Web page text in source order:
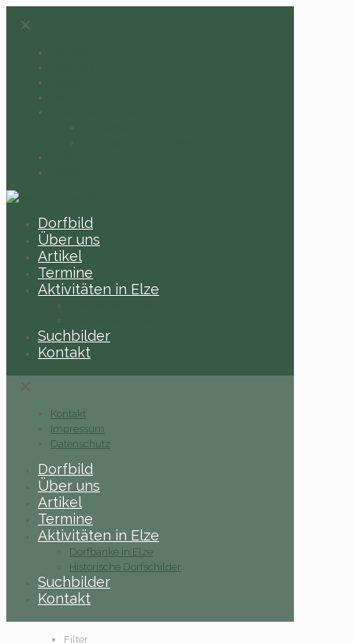
✕
Dorfbild
Über uns
Artikel
Termine
Aktivitäten in Elze
Suchbilder
Kontakt
Kontakt
Impressum
Datenschutz
Dorfbild
Über uns
Artikel
Termine
Aktivitäten in Elze
Dorfbänke in Elze
Historische Dorfschilder
Suchbilder
Kontakt
Filter